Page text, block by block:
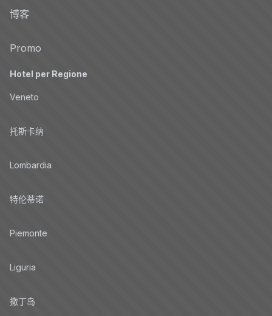
博客
Promo
Hotel per Regione
Veneto
托斯卡纳
Lombardia
特伦蒂诺
Piemonte
Liguria
撒丁岛